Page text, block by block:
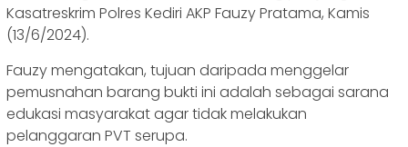
Kasatreskrim Polres Kediri AKP Fauzy Pratama, Kamis
(13/6/2024).
Fauzy mengatakan, tujuan daripada menggelar
pemusnahan barang bukti ini adalah sebagai sarana
edukasi masyarakat agar tidak melakukan
pelanggaran PVT serupa.